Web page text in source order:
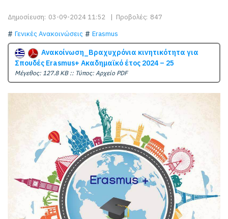
Δημοσίευση: 03-09-2024 11:52 | Προβολές: 847
Γενικές Ανακοινώσεις Erasmus
Ανακοίνωση_Βραχυχρόνια κινητικότητα για
Σπουδές Erasmus+ Ακαδημαϊκό έτος 2024 – 25
Mέγεθος: 127.8 KB :: Τύπος: Αρχείο PDF